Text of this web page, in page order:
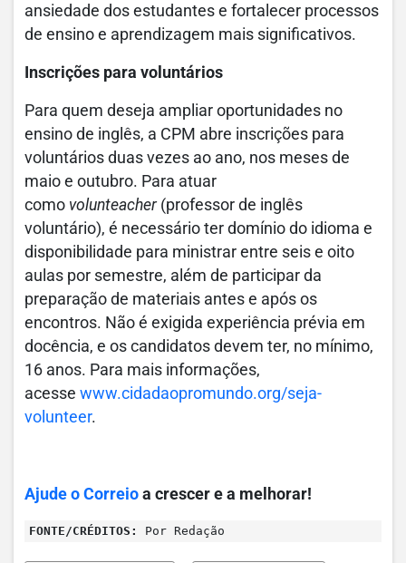
ansiedade dos estudantes e fortalecer processos
de ensino e aprendizagem mais significativos.
Inscrições para voluntários
Para quem deseja ampliar oportunidades no
ensino de inglês, a CPM abre inscrições para
voluntários duas vezes ao ano, nos meses de
maio e outubro. Para atuar
como volunteacher (professor de inglês
voluntário), é necessário ter domínio do idioma e
disponibilidade para ministrar entre seis e oito
aulas por semestre, além de participar da
preparação de materiais antes e após os
encontros. Não é exigida experiência prévia em
docência, e os candidatos devem ter, no mínimo,
16 anos. Para mais informações,
acesse www.cidadaopromundo.org/seja-
volunteer.
Ajude o Correio a crescer e a melhorar!
FONTE/CRÉDITOS: Por Redação